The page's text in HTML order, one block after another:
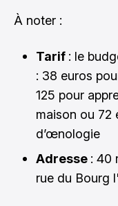
À noter :
Tarif : le
: 38 euros
125 pour
maison ou
d’œnologie
Adresse : 40
rue du Bourg